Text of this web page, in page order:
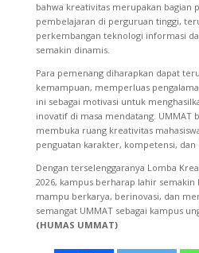
bahwa kreativitas merupakan bagian
pembelajaran di perguruan tinggi,
perkembangan teknologi informasi
semakin dinamis.
Para pemenang diharapkan dapat
kemampuan, memperluas
ini sebagai motivasi untuk
inovatif di masa mendatang.
membuka ruang kreativitas
penguatan karakter, kompetensi, dan
Dengan terselenggaranya Lomba
2026, kampus berharap lahir semakin
mampu berkarya, berinovasi, dan
semangat UMMAT sebagai kampus
(HUMAS UMMAT)